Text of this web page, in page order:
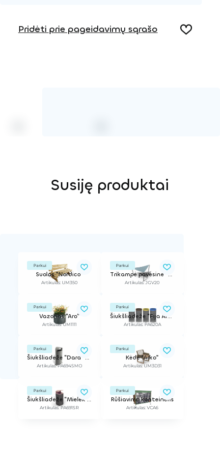
Pridėti prie pageidavimų sąrašo
Susiję produktai
Parkui
Suolas "Nordico"
Artikulas: UM350
Parkui
Trikampė pavėsinė "GeoVELA" 20 m²
Artikulas: JGV20
Parkui
Vazonas "Aro"
Artikulas: UM1111
Parkui
Šiukšliadėžė "Fija Aro Selectif"
Artikulas: PA620A
Parkui
Šiukšliadėžė "Dara" 100L
Artikulas: PA694SMO
Parkui
Kėdė "Arko"
Artikulas: UM3D31
Parkui
Šiukšliadėžė "Mielek T"
Artikulas: PA691SR
Parkui
Rūšiavimo konteineris
Artikulas: VCA6